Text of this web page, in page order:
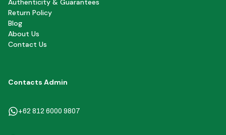
Authenticity & Guarantees
Return Policy
Blog
About Us
Contact Us
Contacts Admin
+62 812 6000 9807